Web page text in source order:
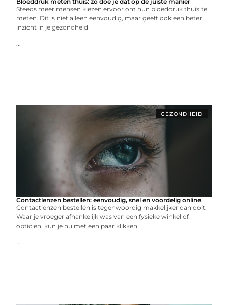
Steeds meer mensen kiezen ervoor om hun bloeddruk thuis te
meten. Dit is niet alleen eenvoudig, maar geeft ook een beter
inzicht in je gezondheid
...
GEZONDHEID
Contactlenzen bestellen: eenvoudig, snel en voordelig online
Contactlenzen bestellen is tegenwoordig makkelijker dan ooit.
Waar je vroeger afhankelijk was van een fysieke winkel of
opticien, kun je nu met een paar klikken
...